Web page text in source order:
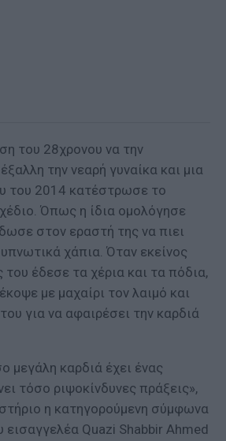
του 28χρονου να την
την νεαρή γυναίκα και μια
του 2014 κατέστρωσε το
Όπως η ίδια ομολόγησε
στον εραστή της να πιει
χάπια. Όταν εκείνος
έδεσε τα χέρια και τα πόδια,
με μαχαίρι τον λαιμό και
για να αφαιρέσει την καρδιά
μεγάλη καρδιά έχει ένας
τόσο ριψοκίνδυνες πράξεις»,
η κατηγορούμενη σύμφωνα
Quazi Shabbir Ahmed